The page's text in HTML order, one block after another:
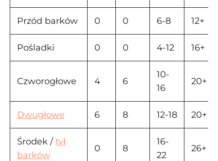
Przód barków 0 0 6-8 12+
Pośladki 0 0 4-12 16+
Czworogłowe 4 6
10-
16
20+
Dwugłowe 6 8 12-18 20+
Środek / tył
barków
0 8
16-
22
26+